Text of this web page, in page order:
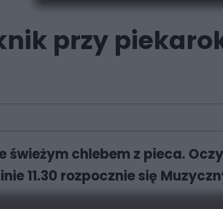
przy
świeżym chlebem z pieca.
11.30 rozpocznie się